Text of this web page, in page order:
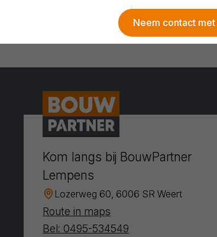
Neem contact
Kom langs bij BouwPartner
Lempens
Lozerweg 60, 6006 SR Weert
Route in maps
Bel: 0495-534549